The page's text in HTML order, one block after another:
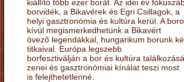
kiállító több ezer borát. Az idei év
borvidék, a Bikavérek és Egri Csillagok, a
helyi gasztronómia és kultúra kerül. A
kívül megismerkedhetünk a Bikavért
övező legendákkal, hungarikum borunk
titkaival. Európa legszebb
borfesztiválján a bor és kultúra
zenei és gasztronómiai kínálat teszi most
is felejthetetlenné.